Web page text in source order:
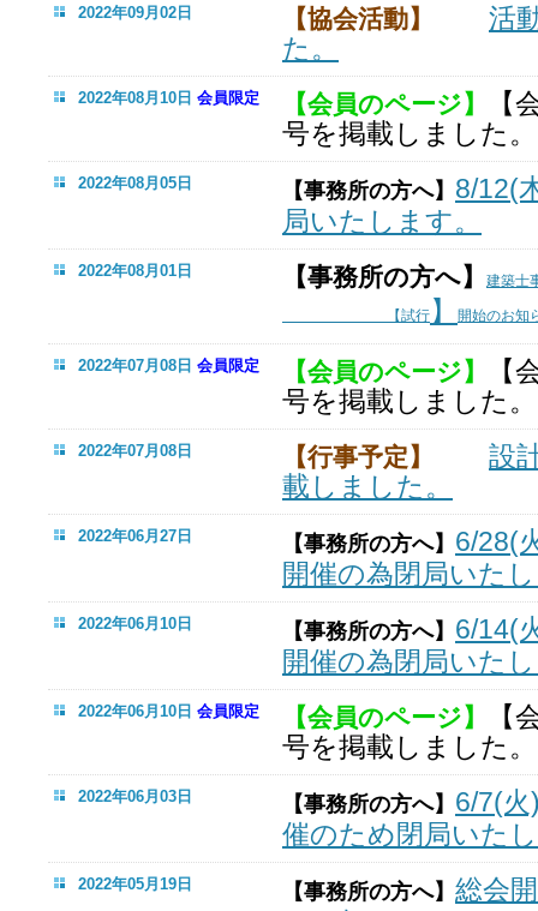
2022年09月02日 【協会活動】
活
た。
2022年08月10日 会員限定 【会員のページ】
【
号を掲載しました。
2022年08月05日 【事務所の方へ】 8/12(
局いたします。
2022年08月01日 【事務所の方へ】 建築士
【試行 】 開始のお知
2022年07月08日 会員限定 【会員のページ】
【
号を掲載しました。
2022年07月08日 【行事予定】
設
載しました。
2022年06月27日 【事務所の方へ】 6/28(
開催の為閉局いた
2022年06月10日 【事務所の方へ】 6/14(
開催の為閉局いた
2022年06月10日 会員限定 【会員のページ】
【
号を掲載しました。
2022年06月03日 【事務所の方へ】 6/7(
催のため閉局いた
2022年05月19日 【事務所の方へ】 総会